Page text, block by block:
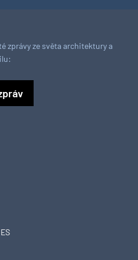
zprávy ze světa architektury a